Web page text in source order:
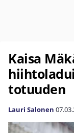
Kaisa
totuuden
Lauri Salonen